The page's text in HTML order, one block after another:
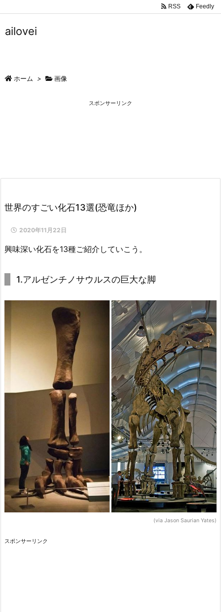
RSS Feedly
ailovei
ホーム > 画像
スポンサーリンク
世界のすごい化石13選(恐竜ほか)
2020年11月22日
興味深い化石を13種ご紹介していこう。
1.アルゼンチノサウルスの巨大な脚
(via Jason Saurian Yates)
スポンサーリンク